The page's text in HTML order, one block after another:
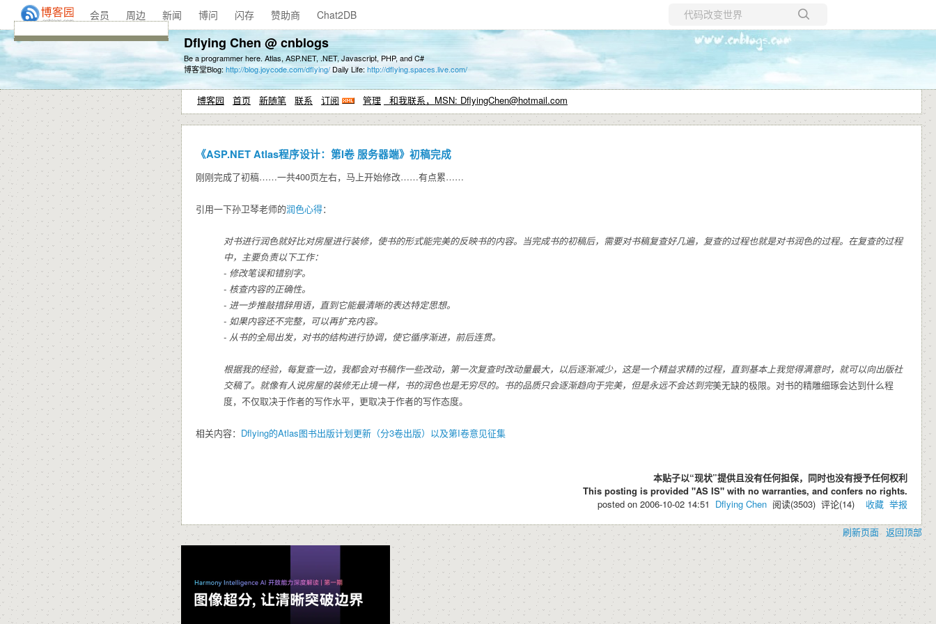
会员 周边 新闻 博问 闪存 赞助商 Chat2DB
所有博客
当前博客
Dflying Chen @ cnblogs
Be a programmer here. Atlas, ASP.NET, .NET, Javascript, PHP, and C#
博客堂Blog: http://blog.joycode.com/dflying/ Daily Life: http://dflying.spaces.live.com/
博客园 首页 新随笔 联系 订阅 管理 和我联系，MSN: DflyingChen@hotmail.com
《ASP.NET Atlas程序设计：第I卷 服务器端》初稿完成
刚刚完成了初稿……一共400页左右，马上开始修改……有点累……
引用一下孙卫琴老师的润色心得：
对书进行润色就好比对房屋进行装修，使书的形式能完美的反映书的内容。当完成书的初稿后，需要对书稿复查好几遍，复查的过程也就是对书润色的过程。在复查的过程
中，主要负责以下工作：
- 修改笔误和错别字。
- 核查内容的正确性。
- 进一步推敲措辞用语，直到它能最清晰的表达特定思想。
- 如果内容还不完整，可以再扩充内容。
- 从书的全局出发，对书的结构进行协调，使它循序渐进，前后连贯。
根据我的经验，每复查一边，我都会对书稿作一些改动，第一次复查时改动量最大，以后逐渐减少，这是一个精益求精的过程，直到基本上我觉得满意时，就可以向出版社
交稿了。就像有人说房屋的装修无止境一样，书的润色也是无穷尽的。书的品质只会逐渐趋向于完美，但是永远不会达到完美无缺的极限。对书的精雕细琢会达到什么程
度，不仅取决于作者的写作水平，更取决于作者的写作态度。
相关内容： Dflying的Atlas图书出版计划更新（分3卷出版）以及第I卷意见征集
本贴子以“现状”提供且没有任何担保，同时也没有授予任何权利
This posting is provided "AS IS" with no warranties, and confers no rights.
posted on 2006-10-02 14:51 Dflying Chen 阅读(3503) 评论(14) 收藏 举报
刷新页面 返回顶部